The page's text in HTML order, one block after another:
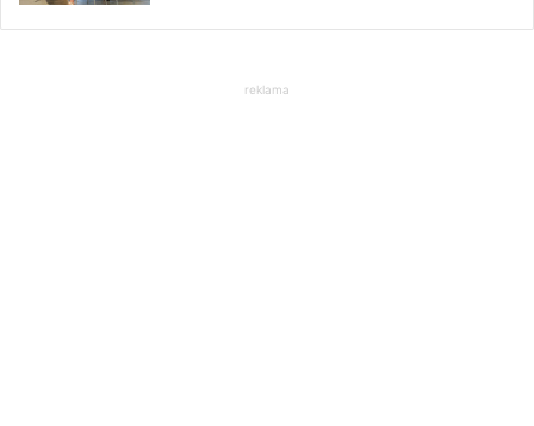
reklama